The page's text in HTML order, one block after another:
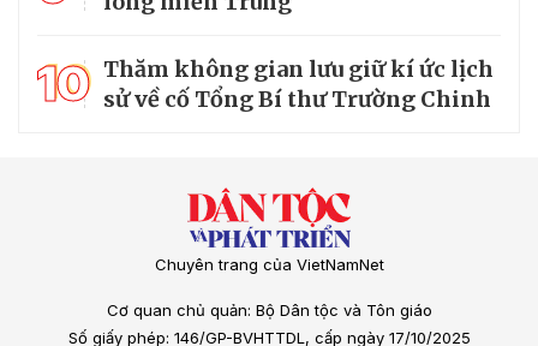
10 Thăm không gian lưu giữ kí ức lịch
sử về cố Tổng Bí thư Trường Chinh
Chuyên trang của VietNamNet
Cơ quan chủ quản: Bộ Dân tộc và Tôn giáo
Số giấy phép: 146/GP-BVHTTDL, cấp ngày 17/10/2025